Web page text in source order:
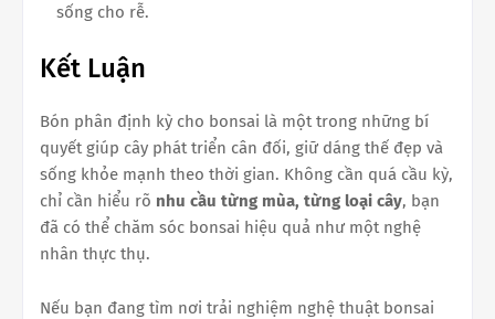
sống cho rễ.
Kết Luận
Bón phân định kỳ cho bonsai là một trong những bí
quyết giúp cây phát triển cân đối, giữ dáng thế đẹp và
sống khỏe mạnh theo thời gian. Không cần quá cầu kỳ,
chỉ cần hiểu rõ nhu cầu từng mùa, từng loại cây, bạn
đã có thể chăm sóc bonsai hiệu quả như một nghệ
nhân thực thụ.
Nếu bạn đang tìm nơi trải nghiệm nghệ thuật bonsai